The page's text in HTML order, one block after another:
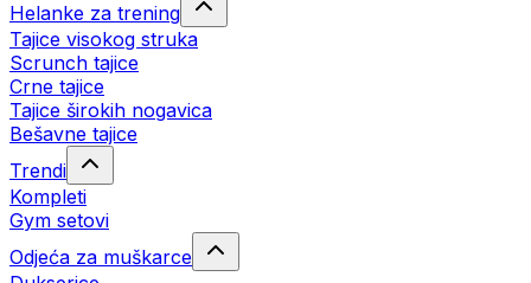
Helanke za trening
Tajice visokog struka
Scrunch tajice
Crne tajice
Tajice širokih nogavica
Bešavne tajice
Trendi
Kompleti
Gym setovi
Odjeća za muškarce